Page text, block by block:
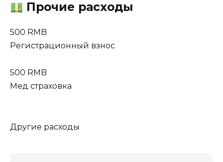
Прочие расходы
500 RMB
Регистрационный взнос
500 RMB
Мед страховка
Другие расходы